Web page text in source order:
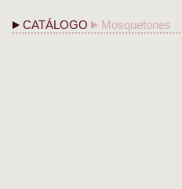
CATÁLOGO Mosquetones